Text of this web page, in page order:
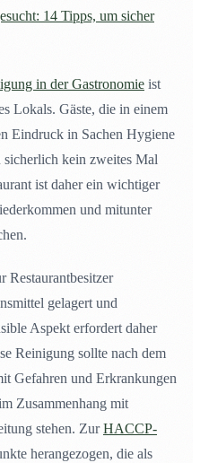
Kontrollpunkte –
der
einleiten
Gastronomie ab?
14 Tipps, um sicher
in der Gastronomie ist
Lokals. Gäste, die in einem
Eindruck in Sachen Hygiene
kein zweites Mal
ist daher ein wichtiger
und mitunter
Restaurantbesitzer
gelagert und
Aspekt erfordert daher
Reinigung sollte nach dem
Gefahren und Erkrankungen
Zusammenhang mit
stehen. ZurHACCP-
herangezogen, die als